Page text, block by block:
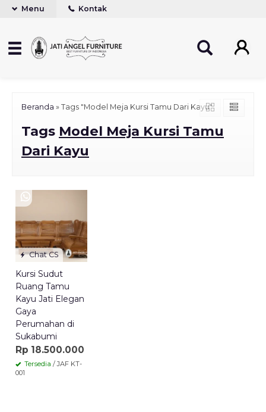
Menu Kontak
Beranda » Tags "Model Meja Kursi Tamu Dari Kayu"
Tags Model Meja Kursi Tamu
Dari Kayu
Chat CS
Kursi Sudut
Ruang Tamu
Kayu Jati Elegan
Gaya
Perumahan di
Sukabumi
Rp 18.500.000
Tersedia / JAF KT-
001